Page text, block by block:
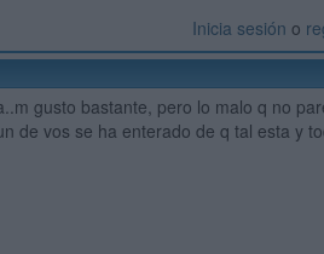
Inicia sesión o
gusto bastante, pero lo malo q no
de vos se ha enterado de q tal esta y